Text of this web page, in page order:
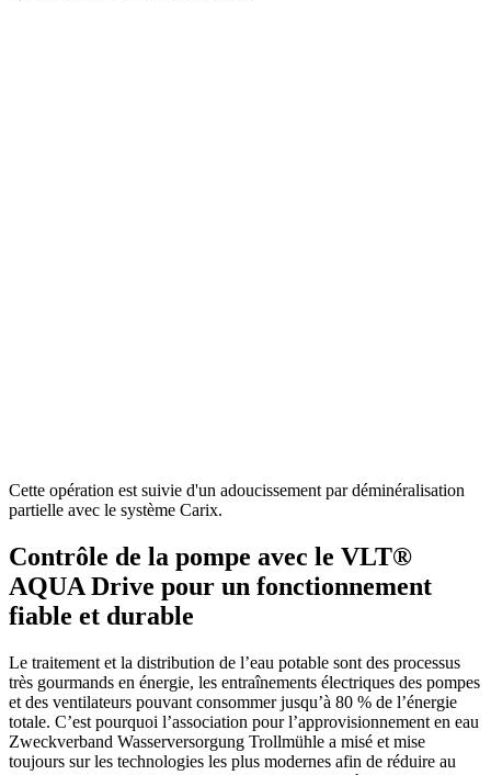
Cette opération est suivie d'un adoucissement par déminéralisation
partielle avec le système Carix.
Contrôle de la pompe avec le VLT®
AQUA Drive pour un fonctionnement
fiable et durable
Le traitement et la distribution de l’eau potable sont des processus
très gourmands en énergie, les entraînements électriques des pompes
et des ventilateurs pouvant consommer jusqu’à 80 % de l’énergie
totale. C’est pourquoi l’association pour l’approvisionnement en eau
Zweckverband Wasserversorgung Trollmühle a misé et mise
toujours sur les technologies les plus modernes afin de réduire au